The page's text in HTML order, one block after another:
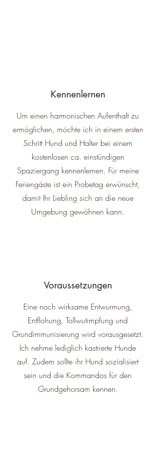
Kennenlernen
Um einen harmonischen Aufenthalt zu
ermöglichen, möchte ich in einem ersten
Schritt Hund und Halter bei einem
kostenlosen ca. einstündigen
Spaziergang kennenlernen. Für meine
Feriengäste ist ein Probetag erwünscht,
damit Ihr Liebling sich an die neue
Umgebung gewöhnen kann.
Voraussetzungen
Eine noch wirksame Entwurmung,
Entflohung, Tollwutimpfung und
Grundimmunisierung wird vorausgesetzt.
Ich nehme lediglich kastrierte Hunde
auf. Zudem sollte ihr Hund sozialisiert
sein und die Kommandos für den
Grundgehorsam kennen.